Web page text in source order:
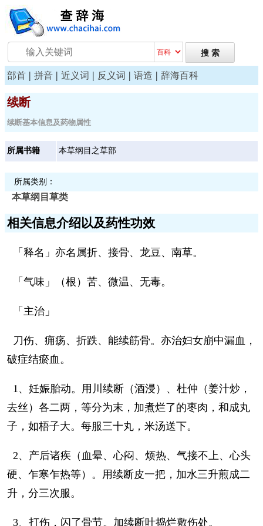
部首 | 拼音 | 近义词 | 反义词 | 语造 | 辞海百科
续断
续断基本信息及药物属性
所属书籍 本草纲目之草部
所属类别：
本草纲目 草类
相关信息介绍以及药性功效
「释名」亦名属折、接骨、龙豆、南草。
「气味」（根）苦、微温、无毒。
「主治」
刀伤、痈疡、折跌、能续筋骨。亦治妇女崩中漏血，
破症结瘀血。
1、妊娠胎动。用川续断（酒浸）、杜仲（姜汁炒，
去丝）各二两，等分为末，加煮烂了的枣肉，和成丸
子，如梧子大。每服三十丸，米汤送下。
2、产后诸疾（血晕、心闷、烦热、气接不上、心头
硬、乍寒乍热等）。用续断皮一把，加水三升煎成二
升，分三次服。
3、打伤，闪了骨节。加续断叶捣烂敷伤处。